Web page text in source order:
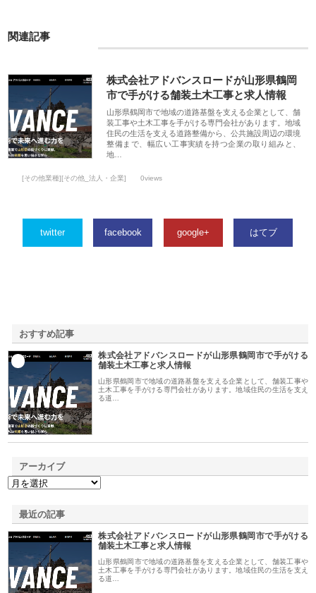
関連記事
株式会社アドバンスロードが山形県鶴岡
市で手がける舗装土木工事と求人情報
山形県鶴岡市で地域の道路基盤を支える企業として、舗
装工事や土木工事を手がける専門会社があります。地域
住民の生活を支える道路整備から、公共施設周辺の環境
整備まで、幅広い工事実績を持つ企業の取り組みと、
地…
[その他業種][その他_法人・企業] 0views
twitter facebook google+ はてブ
おすすめ記事
株式会社アドバンスロードが山形県鶴岡市で手がける
舗装土木工事と求人情報
山形県鶴岡市で地域の道路基盤を支える企業として、舗装工事や
土木工事を手がける専門会社があります。地域住民の生活を支え
る道…
アーカイブ
最近の記事
株式会社アドバンスロードが山形県鶴岡市で手がける
舗装土木工事と求人情報
山形県鶴岡市で地域の道路基盤を支える企業として、舗装工事や
土木工事を手がける専門会社があります。地域住民の生活を支え
る道…